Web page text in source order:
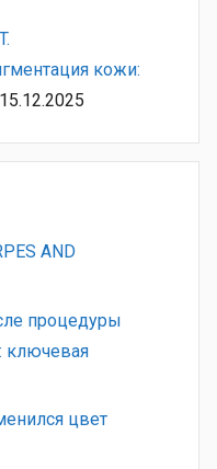
кожи:
15.12.2025
AND
процедуры
ключевая
цвет